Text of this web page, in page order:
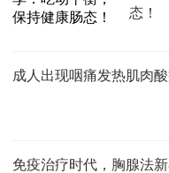
态！
成人出现咽痛发热肌肉
免疫治疗时代，胸腺法